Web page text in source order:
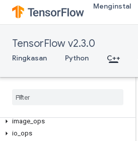
Menginstal
TensorFlow v2.3.0
Ringkasan Python C++
C++
array_ops
core
image ops
io ops